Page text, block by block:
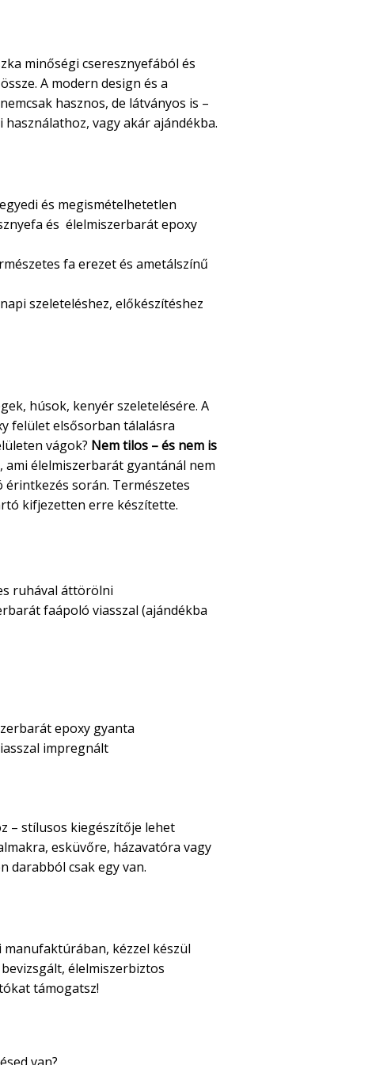
minőségi cseresznyefából és
A modern design és a
hasznos, de látványos is –
vagy akár ajándékba.
és megismételhetetlen
és élelmiszerbarát epoxy
fa erezet és ametálszínű
szeleteléshez, előkészítéshez
húsok, kenyér szeletelésére. A
felület elsősorban tálalásra
vágok? Nem tilos – és nem is
ami élelmiszerbarát gyantánál nem
során. Természetes
kifjezetten erre készítette.
ruhával áttörölni
faápoló viasszal (ajándékba
epoxy gyanta
impregnált
– stílusos kiegészítője lehet
esküvőre, házavatóra vagy
darabból csak egy van.
manufaktúrában, kézzel készül
élelmiszerbiztos
támogatsz!